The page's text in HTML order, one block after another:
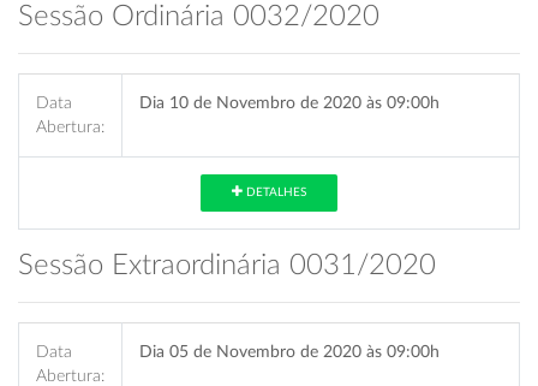
Sessão Ordinária 0032/2020
Data
Abertura:
Dia 10 de Novembro de 2020 às 09:00h
DETALHES
Sessão Extraordinária 0031/2020
Data
Abertura:
Dia 05 de Novembro de 2020 às 09:00h